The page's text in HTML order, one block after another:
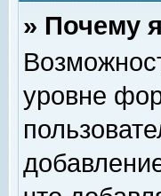
» Почему
уровне